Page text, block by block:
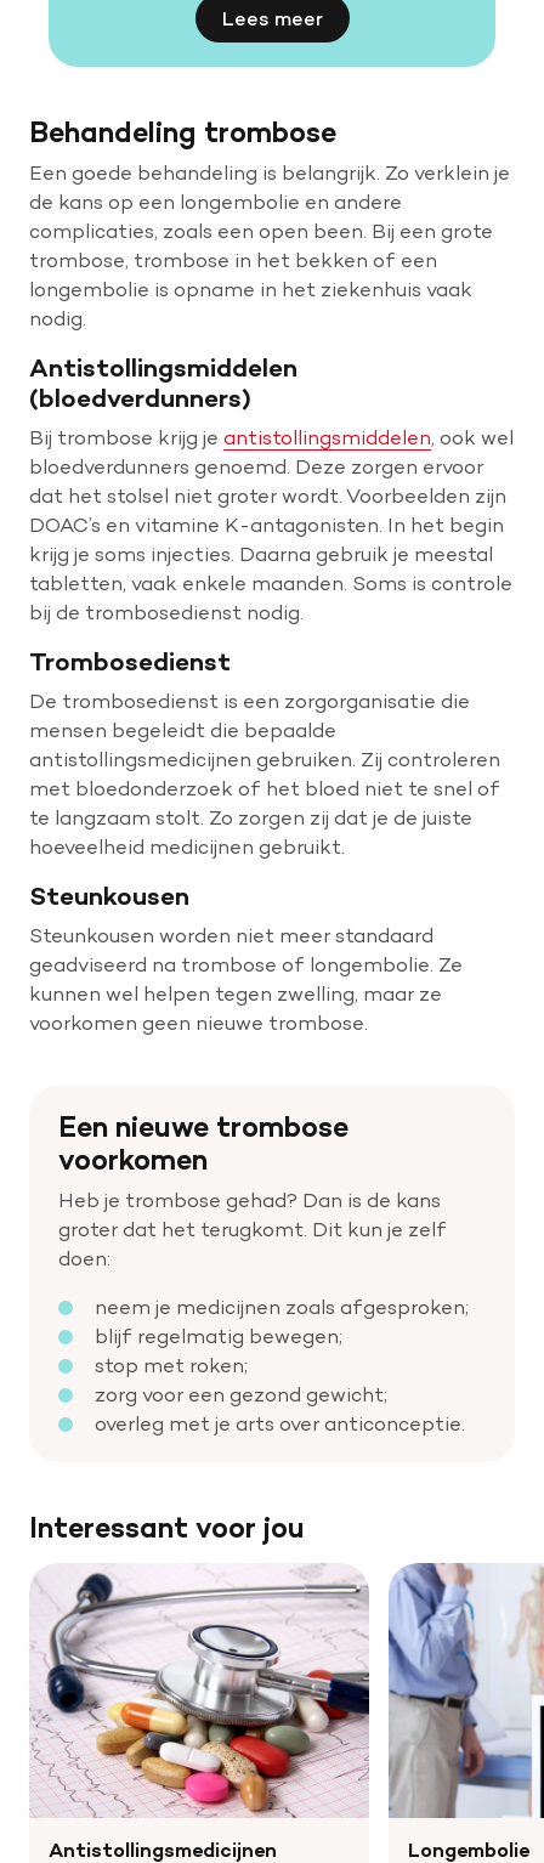
Lees meer
Behandeling trombose
Een goede behandeling is belangrijk. Zo verklein je
de kans op een longembolie en andere
complicaties, zoals een open been. Bij een grote
trombose, trombose in het bekken of een
longembolie is opname in het ziekenhuis vaak
nodig.
Antistollingsmiddelen
(bloedverdunners)
Bij trombose krijg je antistollingsmiddelen, ook wel
bloedverdunners genoemd. Deze zorgen ervoor
dat het stolsel niet groter wordt. Voorbeelden zijn
DOAC’s en vitamine K-antagonisten. In het begin
krijg je soms injecties. Daarna gebruik je meestal
tabletten, vaak enkele maanden. Soms is controle
bij de trombosedienst nodig.
Trombosedienst
De trombosedienst is een zorgorganisatie die
mensen begeleidt die bepaalde
antistollingsmedicijnen gebruiken. Zij controleren
met bloedonderzoek of het bloed niet te snel of
te langzaam stolt. Zo zorgen zij dat je de juiste
hoeveelheid medicijnen gebruikt.
Steunkousen
Steunkousen worden niet meer standaard
geadviseerd na trombose of longembolie. Ze
kunnen wel helpen tegen zwelling, maar ze
voorkomen geen nieuwe trombose.
Een nieuwe trombose
voorkomen
Heb je trombose gehad? Dan is de kans
groter dat het terugkomt. Dit kun je zelf
doen:
neem je medicijnen zoals afgesproken;
blijf regelmatig bewegen;
stop met roken;
zorg voor een gezond gewicht;
overleg met je arts over anticonceptie.
Interessant voor jou
Antistollingsmedicijnen Longembolie